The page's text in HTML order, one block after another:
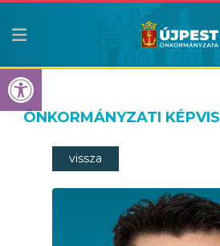
Eszköztár
ÖNKORMÁNYZATI
vissza